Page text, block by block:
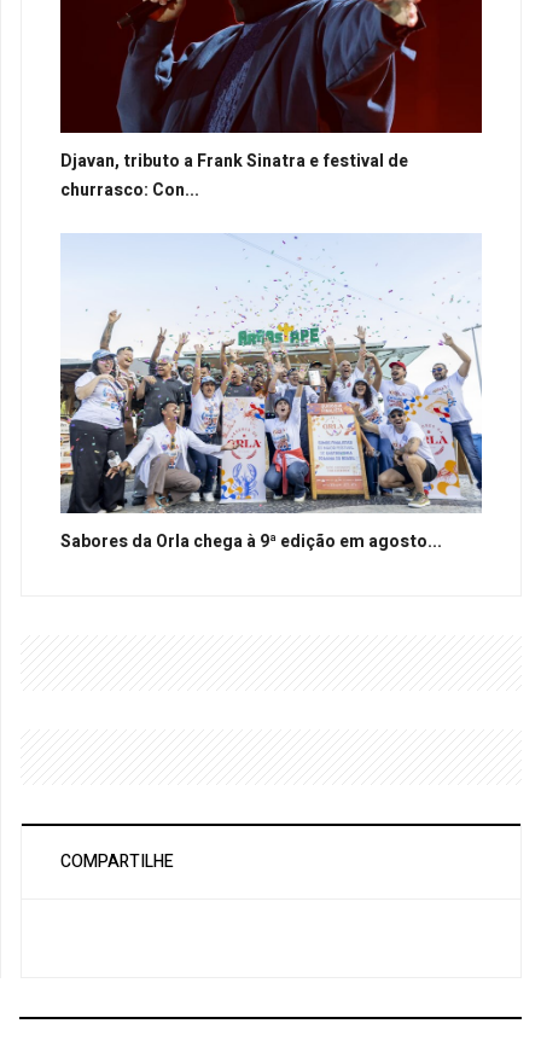
Djavan, tributo a Frank Sinatra e festival de
churrasco: Con...
Sabores da Orla chega à 9ª edição em agosto...
COMPARTILHE